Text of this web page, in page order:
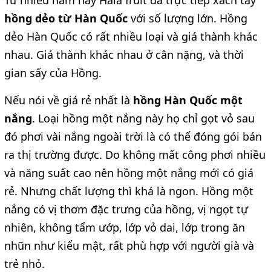
hồng dẻo từ Hàn Quốc với số lượng lớn. Hồng
dẻo Hàn Quốc có rất nhiều loại và giá thành khác
nhau. Giá thành khác nhau ở cân nặng, và thời
gian sấy của Hồng.
Nếu nói về giá rẻ nhất là hồng Hàn Quốc một
nắng. Loại hồng một nắng này họ chỉ gọt vỏ sau
đó phơi vài nắng ngoài trời là có thể đóng gói bán
ra thị trường được. Do không mất công phơi nhiều
và năng suất cao nên hồng một nắng mới có giá
rẻ. Nhưng chất lượng thì khá là ngon. Hồng một
nắng có vị thơm đặc trưng của hồng, vị ngọt tự
nhiên, không tẩm ướp, lớp vỏ dai, lớp trong ăn
nhũn như kiểu mật, rất phù hợp với người già và
trẻ nhỏ.